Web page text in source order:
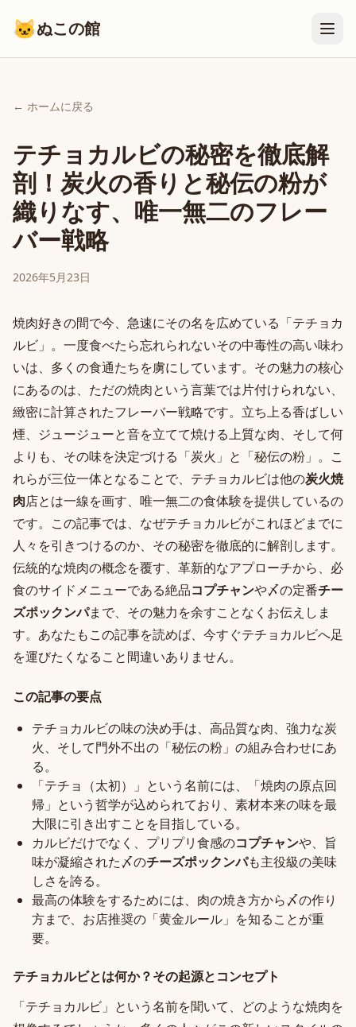
🐱ぬこの館
← ホームに戻る
テチョカルビの秘密を徹底解
剖！炭火の香りと秘伝の粉が
織りなす、唯一無二のフレー
バー戦略
2026年5月23日
焼肉好きの間で今、急速にその名を広めている「テチョカ
ルビ」。一度食べたら忘れられないその中毒性の高い味わ
いは、多くの食通たちを虜にしています。その魅力の核心
にあるのは、ただの焼肉という言葉では片付けられない、
緻密に計算されたフレーバー戦略です。立ち上る香ばしい
煙、ジュージューと音を立てて焼ける上質な肉、そして何
よりも、その味を決定づける「炭火」と「秘伝の粉」。こ
れらが三位一体となることで、テチョカルビは他の炭火焼
肉店とは一線を画す、唯一無二の食体験を提供しているの
です。この記事では、なぜテチョカルビがこれほどまでに
人々を引きつけるのか、その秘密を徹底的に解剖します。
伝統的な焼肉の概念を覆す、革新的なアプローチから、必
食のサイドメニューである絶品コプチャンや〆の定番チー
ズポックンパまで、その魅力を余すことなくお伝えしま
す。あなたもこの記事を読めば、今すぐテチョカルビへ足
を運びたくなること間違いありません。
この記事の要点
テチョカルビの味の決め手は、高品質な肉、強力な炭
火、そして門外不出の「秘伝の粉」の組み合わせにあ
る。
「テチョ（太初）」という名前には、「焼肉の原点回
帰」という哲学が込められており、素材本来の味を最
大限に引き出すことを目指している。
カルビだけでなく、プリプリ食感のコプチャンや、旨
味が凝縮された〆のチーズポックンパも主役級の美味
しさを誇る。
最高の体験をするためには、肉の焼き方から〆の作り
方まで、お店推奨の「黄金ルール」を知ることが重
要。
テチョカルビとは何か？その起源とコンセプト
「テチョカルビ」という名前を聞いて、どのような焼肉を